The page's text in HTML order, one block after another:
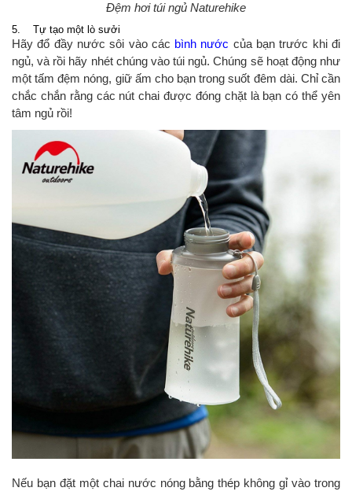
Đệm hơi túi ngủ Naturehike
5. Tự tạo một lò sưởi
Hãy đổ đầy nước sôi vào các bình nước của bạn trước khi đi
ngủ, và rồi hãy nhét chúng vào túi ngủ. Chúng sẽ hoạt động như
một tấm đệm nóng, giữ ấm cho bạn trong suốt đêm dài. Chỉ cần
chắc chắn rằng các nút chai được đóng chặt là bạn có thể yên
tâm ngủ rồi!
Nếu bạn đặt một chai nước nóng bằng thép không gỉ vào trong